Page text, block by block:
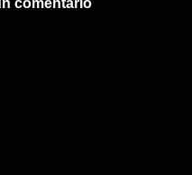
comentario